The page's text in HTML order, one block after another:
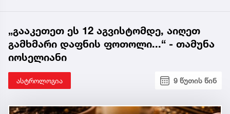
„გააკეთეთ ეს 12 აგვისტომდე, აიღეთ
გამხმარი დაფნის ფოთოლი...“ - თამუნა
იოსელიანი
ასტროლოგია 9 წუთის წინ